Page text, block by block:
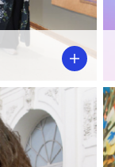
área de
en